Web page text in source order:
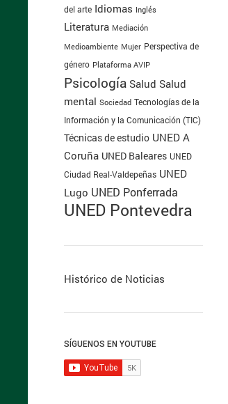
del arte Idiomas Inglés
Literatura Mediación
Medioambiente Mujer Perspectiva de
género Plataforma AVIP
Psicología Salud Salud
mental Sociedad Tecnologías de la
Información y la Comunicación (TIC)
Técnicas de estudio UNED A
Coruña UNED Baleares UNED
Ciudad Real-Valdepeñas UNED
Lugo UNED Ponferrada
UNED Pontevedra
Histórico de Noticias
SÍGUENOS EN YOUTUBE